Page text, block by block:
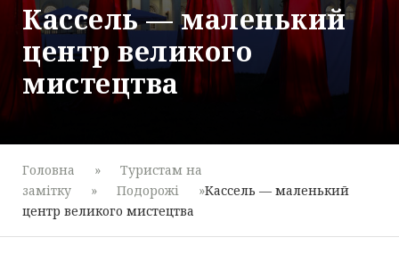
Кассель — маленький
центр великого
мистецтва
Головна »
Туристам на
замітку
» Подорожі »Кассель — маленький
центр великого мистецтва